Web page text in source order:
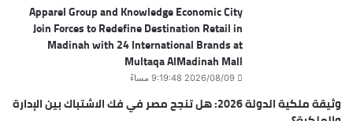
Apparel Group and Knowledge Economic City
Join Forces to Redefine Destination Retail in
Madinah with 24 International Brands at
Multaqa AlMadinah Mall
2026/08/09 9:19:48 مساءً
وثيقة ملكية الدولة 2026: هل تنجح مصر في فك الاشتباك بين الإدارة